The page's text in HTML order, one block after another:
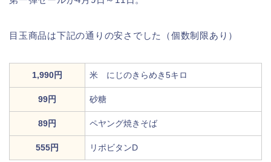
目玉商品は下記の通りの安さでした（個数制限あり）
1,990円 米 にじのきらめき5キロ
99円 砂糖
89円 ペヤング焼きそば
555円 リポビタンD